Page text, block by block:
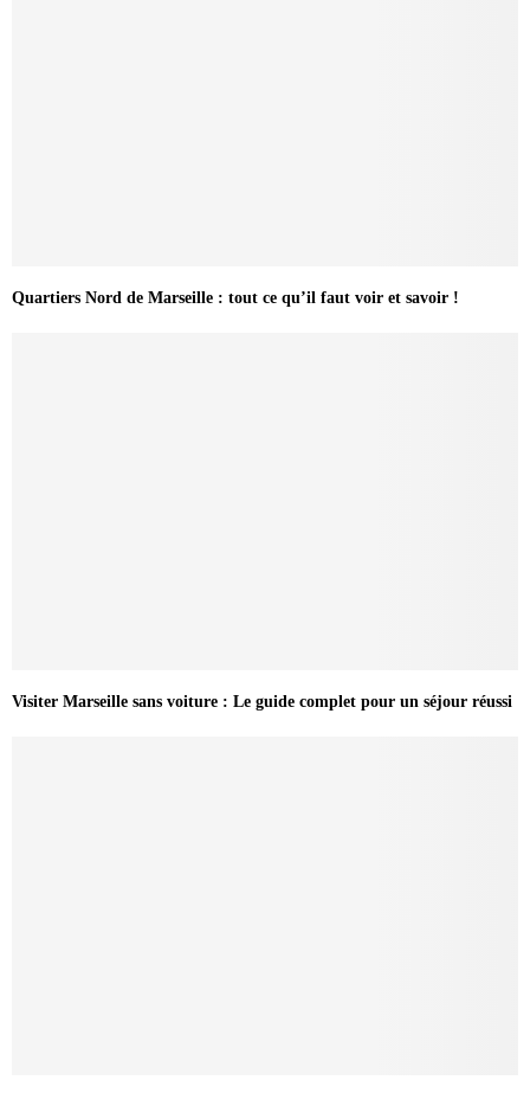
Quartiers Nord de Marseille : tout ce qu’il faut voir et savoir !
Visiter Marseille sans voiture : Le guide complet pour un séjour réussi